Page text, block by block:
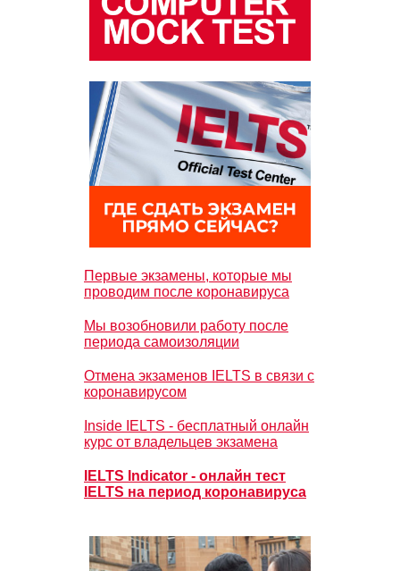
Первые экзамены, которые мы
проводим после коронавируса
Мы возобновили работу после
периода самоизоляции
Отмена экзаменов IELTS в связи с
коронавирусом
Inside IELTS - бесплатный онлайн
курс от владельцев экзамена
IELTS Indicator - онлайн тест
IELTS на период коронавируса